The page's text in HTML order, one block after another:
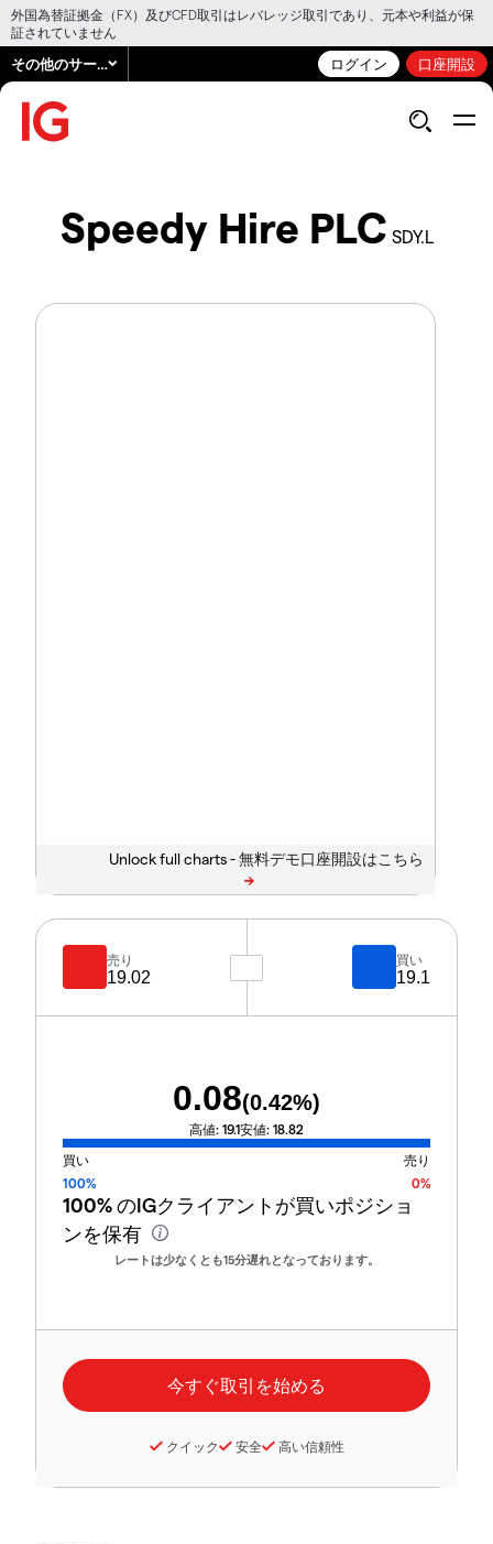
外国為替証拠金（FX）及びCFD取引はレバレッジ取引であり、元本や利益が保
証されていません
その他のサービス ログイン 口座開設
Speedy Hire PLC SDY.L
Unlock full charts -
売り
19.02
買い
19.1
0.08(0.42%)
高値: 19.1安値: 18.82
買い
売り
100%
0%
100%のIGクライアントが買いポジショ
ンを保有
レートは少なくとも15分遅れとなっております。
クイック 安全 高い信頼性